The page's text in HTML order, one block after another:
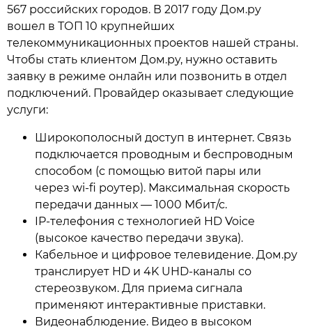
567 российских городов. В 2017 году Дом.ру
вошел в ТОП 10 крупнейших
телекоммуникационных проектов нашей страны.
Чтобы стать клиентом Дом.ру, нужно оставить
заявку в режиме онлайн или позвонить в отдел
подключений. Провайдер оказывает следующие
услуги:
Широкополосный доступ в интернет. Связь
подключается проводным и беспроводным
способом (с помощью витой пары или
через wi-fi роутер). Максимальная скорость
передачи данных — 1000 Мбит/с.
IP-телефония с технологией HD Voice
(высокое качество передачи звука).
Кабельное и цифровое телевидение. Дом.ру
транслирует HD и 4K UHD-каналы со
стереозвуком. Для приема сигнала
применяют интерактивные приставки.
Видеонаблюдение. Видео в высоком